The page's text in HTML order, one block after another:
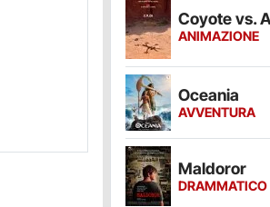
Coyote vs.
ANIMAZIONE
Oceania
AVVENTURA
Maldoror
DRAMMATICO